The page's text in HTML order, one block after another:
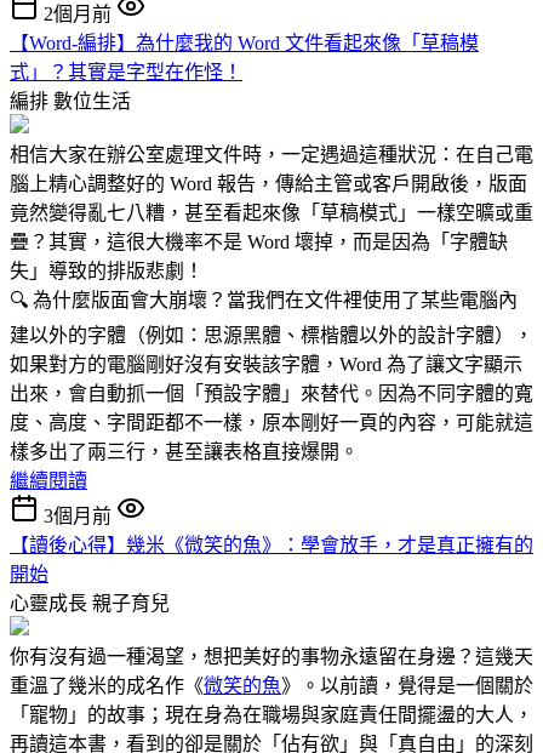
2個月前
【Word-編排】為什麼我的 Word 文件看起來像「草稿模
式」？其實是字型在作怪！
編排 數位生活
相信大家在辦公室處理文件時，一定遇過這種狀況：在自己電
腦上精心調整好的 Word 報告，傳給主管或客戶開啟後，版面
竟然變得亂七八糟，甚至看起來像「草稿模式」一樣空曠或重
疊？其實，這很大機率不是 Word 壞掉，而是因為「字體缺
失」導致的排版悲劇！
🔍 為什麼版面會大崩壞？當我們在文件裡使用了某些電腦內
建以外的字體（例如：思源黑體、標楷體以外的設計字體），
如果對方的電腦剛好沒有安裝該字體，Word 為了讓文字顯示
出來，會自動抓一個「預設字體」來替代。因為不同字體的寬
度、高度、字間距都不一樣，原本剛好一頁的內容，可能就這
樣多出了兩三行，甚至讓表格直接爆開。
繼續閱讀
3個月前
【讀後心得】幾米《微笑的魚》：學會放手，才是真正擁有的
開始
心靈成長 親子育兒
你有沒有過一種渴望，想把美好的事物永遠留在身邊？這幾天
重溫了幾米的成名作《微笑的魚》。以前讀，覺得是一個關於
「寵物」的故事；現在身為在職場與家庭責任間擺盪的大人，
再讀這本書，看到的卻是關於「佔有欲」與「真自由」的深刻